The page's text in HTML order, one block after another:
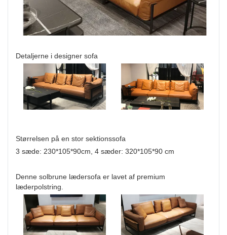
Detaljerne i designer sofa
Størrelsen på en stor sektionssofa
3 sæde: 230*105*90cm, 4 sæder: 320*105*90 cm
Denne solbrune lædersofa er lavet af premium
læderpolstring.